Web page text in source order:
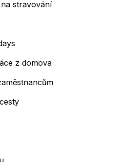
stravování
z domova